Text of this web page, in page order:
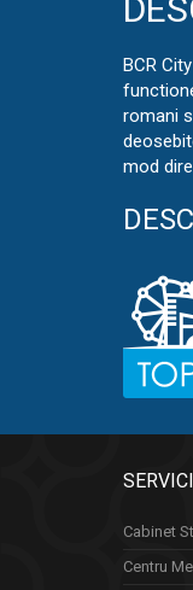
BCR
romani
mod
SERVICII
Cabinet
Centru